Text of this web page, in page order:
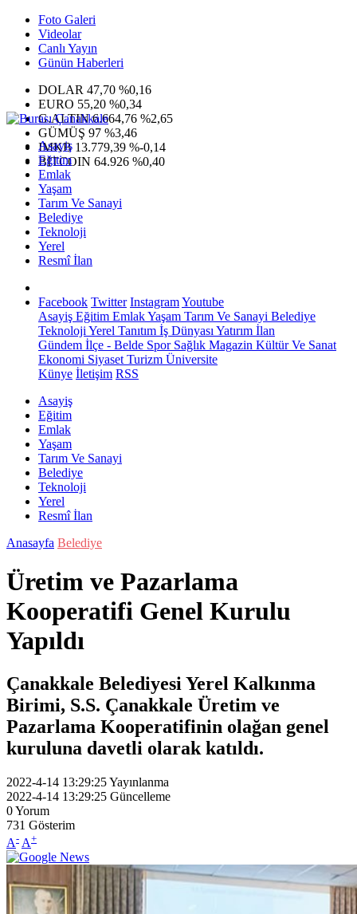
Foto Galeri
Videolar
Canlı Yayın
Günün Haberleri
DOLAR 47,70 %0,16
EURO 55,20 %0,34
G.ALTIN6.664,76 %2,65
GÜMÜŞ 97 %3,46
IMKB 13.779,39 %-0,14
BITCOIN 64.926 %0,40
Asayiş
Eğitim
Emlak
Yaşam
Tarım Ve Sanayi
Belediye
Teknoloji
Yerel
Resmî İlan
Facebook Twitter InstagramYoutube
Asayiş Eğitim EmlakYaşam Tarım Ve Sanayi Belediye
Teknoloji Yerel Tanıtım İş Dünyası Yatırım İlan
Gündem İlçe - Belde SporSağlık Magazin Kültür Ve Sanat
Ekonomi Siyaset Turizm Üniversite
Künye İletişim RSS
Asayiş
Eğitim
Emlak
Yaşam
Tarım Ve Sanayi
Belediye
Teknoloji
Yerel
Resmî İlan
Anasayfa Belediye
Üretim ve Pazarlama
Kooperatifi Genel Kurulu
Yapıldı
Çanakkale Belediyesi Yerel Kalkınma
Birimi, S.S. Çanakkale Üretim ve
Pazarlama Kooperatifinin olağan genel
kuruluna davetli olarak katıldı.
2022-4-14 13:29:25Yayınlanma
2022-4-14 13:29:25 Güncelleme
0Yorum
731 Gösterim
A- A+